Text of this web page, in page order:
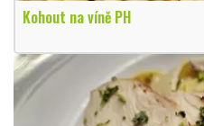
Kohout na víně PH